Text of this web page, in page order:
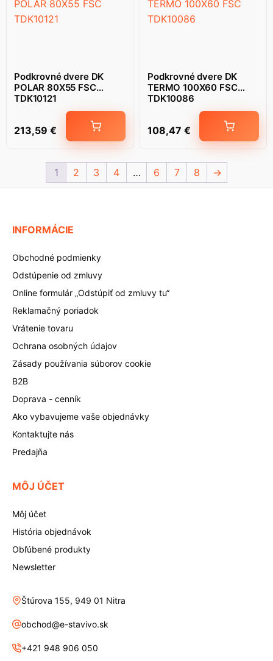
Podkrovné dvere DK
POLAR 80X55 FSC
TDK10121
213,59 €
Podkrovné dvere DK
TERMO 100X60 FSC
TDK10086
108,47 €
1 2 3 4 … 6 7 8 →
INFORMÁCIE
Obchodné podmienky
Odstúpenie od zmluvy
Online formulár „Odstúpiť od zmluvy tu“
Reklamačný poriadok
Vrátenie tovaru
Ochrana osobných údajov
Zásady používania súborov cookie
B2B
Doprava - cenník
Ako vybavujeme vaše objednávky
Kontaktujte nás
Predajňa
MÔJ ÚČET
Môj účet
História objednávok
Obľúbené produkty
Newsletter
Štúrova 155, 949 01 Nitra
obchod@e-stavivo.sk
+421 948 906 050